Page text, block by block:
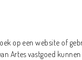
op een website of
Artes vastgoed